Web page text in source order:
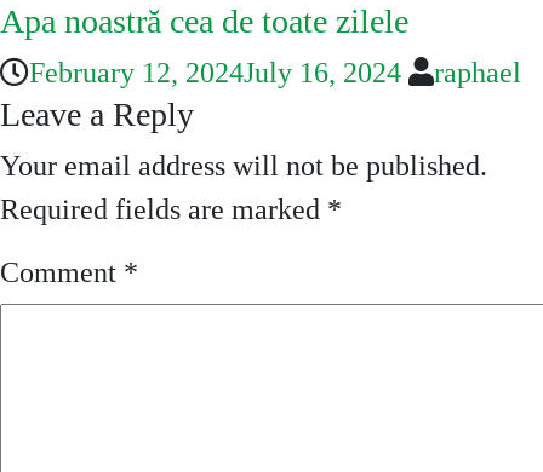
Apa noastră cea de toate zilele
February 12, 2024July 16, 2024 raphael
Leave a Reply
Your email address will not be published.
Required fields are marked *
Comment *